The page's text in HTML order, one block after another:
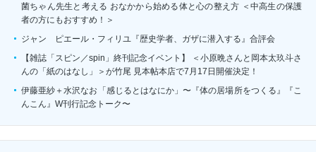
菌ちゃん先生と考える おなかから始める体と心の整え方 ＜中高生の保護
者の方にもおすすめ！＞
ジャン゠ピエール・フィリユ『歴史学者、ガザに潜入する』合評会
【雑誌「スピン／spin」終刊記念イベント】 ＜小原晩さんと岡本太玖斗さ
んの「紙のはなし」＞が竹尾 見本帖本店で7月17日開催決定！
伊藤亜紗＋水沢なお「感じるとはなにか」〜『体の居場所をつくる』『こ
んこん』W刊行記念トーク〜